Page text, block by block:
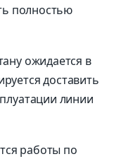
полностью
ожидается в
доставить
линии
работы по